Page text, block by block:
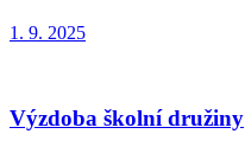
1. 9. 2025
Výzdoba školní družiny